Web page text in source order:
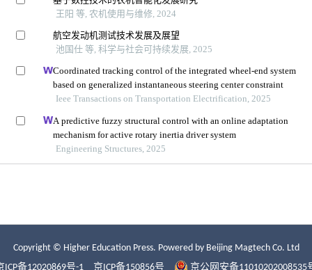
Copyright © Higher Education Press. Powered by Beijing Magtech Co. Ltd
ICP备12020869号-1
京ICP备150856号 京公网安备11010202008535